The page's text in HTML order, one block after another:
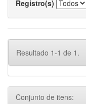
Registro(s)
Resultado 1-1 de 1.
Conjunto de itens: